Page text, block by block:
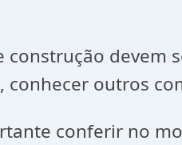
outros
conferir no